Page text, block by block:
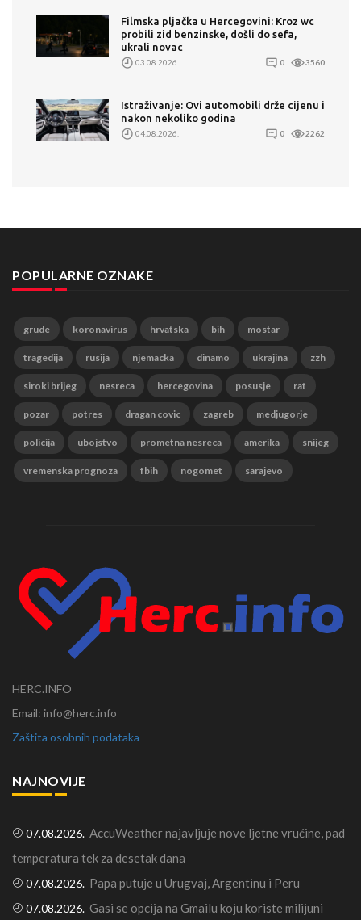
Filmska pljačka u Hercegovini: Kroz wc
probili zid benzinske, došli do sefa,
ukrali novac
03.08.2026. 0 3560
Istraživanje: Ovi automobili drže cijenu i
nakon nekoliko godina
04.08.2026. 0 2262
POPULARNE OZNAKE
grude koronavirus hrvatska bih mostar
tragedija rusija njemacka dinamo ukrajina zzh
siroki brijeg nesreca hercegovina posusje rat
pozar potres dragan covic zagreb medjugorje
policija ubojstvo prometna nesreca amerika snijeg
vremenska prognoza fbih nogomet sarajevo
HERC.INFO
Email: info@herc.info
Zaštita osobnih podataka
NAJNOVIJE
07.08.2026. AccuWeather najavljuje nove ljetne vrućine, pad
temperatura tek za desetak dana
07.08.2026. Papa putuje u Urugvaj, Argentinu i Peru
07.08.2026. Gasi se opcija na Gmailu koju koriste milijuni